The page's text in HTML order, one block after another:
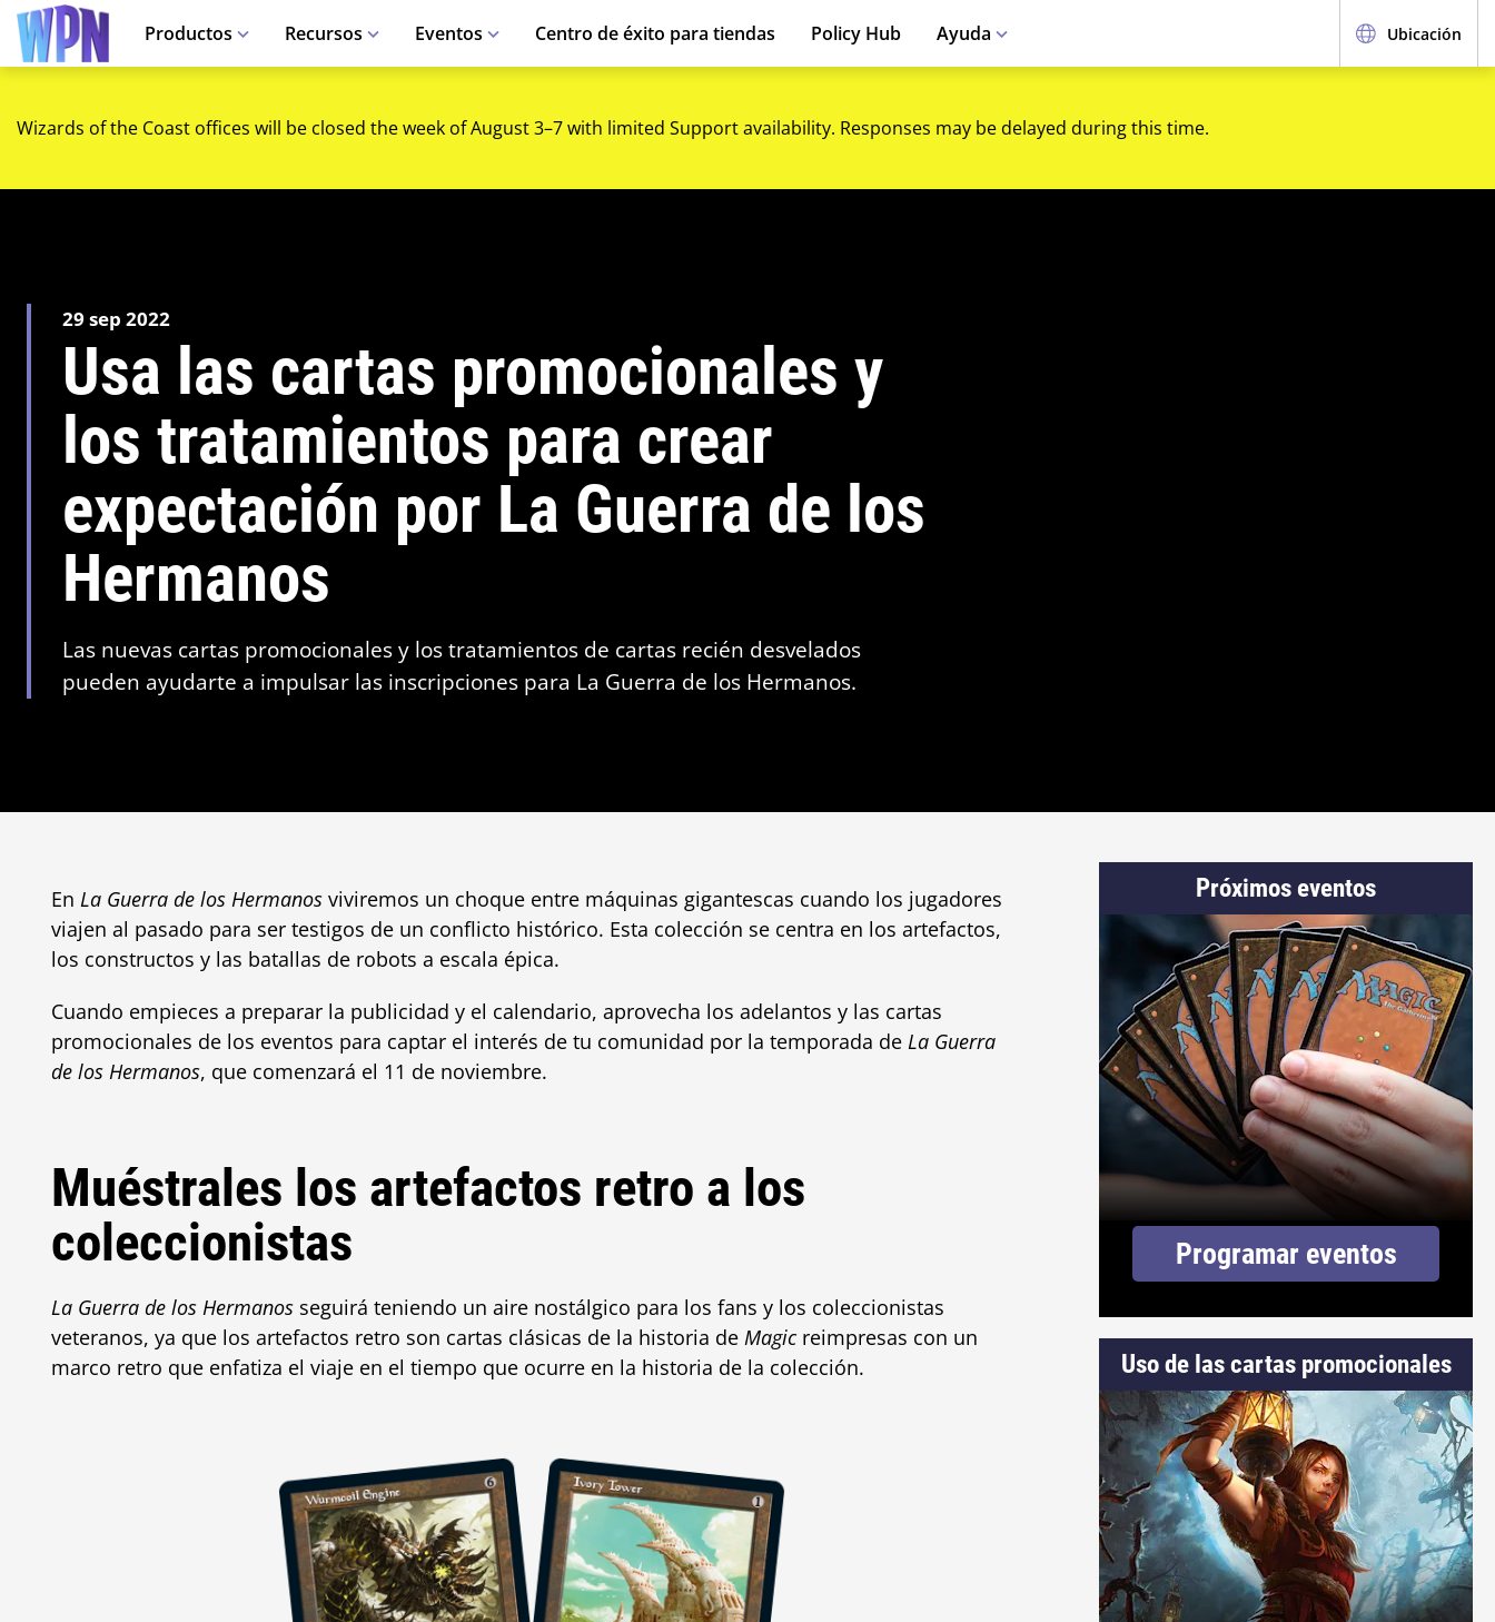
Productos Recursos Eventos Centro de éxito para tiendas Policy Hub Ayuda Ubicación
Wizards of the Coast offices will be closed the week of August 3–7 with limited Support availability. Responses may be delayed during this time.
29 sep 2022
Usa las cartas promocionales y
los tratamientos para crear
expectación por La Guerra de los
Hermanos
Las nuevas cartas promocionales y los tratamientos de cartas recién desvelados
pueden ayudarte a impulsar las inscripciones para La Guerra de los Hermanos.
En La Guerra de los Hermanosviviremos un choque entre máquinas gigantescas cuando los jugadores
viajen al pasado para ser testigos de un conflicto histórico. Esta colección se centra en los artefactos,
los constructos y las batallas de robots a escala épica.
Cuando empieces a preparar la publicidad y el calendario, aprovecha los adelantos y las cartas
promocionales de los eventos para captar el interés de tu comunidad por la temporada de La Guerra
de los Hermanos, que comenzará el 11 de noviembre.
Muéstrales los artefactos retro a los
coleccionistas
La Guerra de los Hermanosseguirá teniendo un aire nostálgico para los fans y los coleccionistas
veteranos, ya que los artefactos retro son cartas clásicas de la historia de Magicreimpresas con un
marco retro que enfatiza el viaje en el tiempo que ocurre en la historia de la colección.
Próximos eventos
Programar eventos
Uso de las cartas promocionales